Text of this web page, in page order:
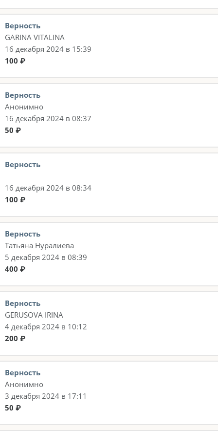
Верность
GARINA VITALINA
16 декабря 2024 в 15:39
100 ₽
Верность
Анонимно
16 декабря 2024 в 08:37
50 ₽
Верность
16 декабря 2024 в 08:34
100 ₽
Верность
Татьяна Нуралиева
5 декабря 2024 в 08:39
400 ₽
Верность
GERUSOVA IRINA
4 декабря 2024 в 10:12
200 ₽
Верность
Анонимно
3 декабря 2024 в 17:11
50 ₽